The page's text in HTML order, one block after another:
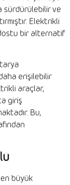
sürdürülebilir ve
Elektrikli
bir alternatif
erişilebilir
araçlar,
giriş
Bu,
en büyük